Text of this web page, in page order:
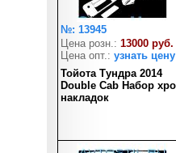
№: 13945
Цена розн.: 13000 руб.
Цена опт.: узнать цену
Тойота Тундра 2014
Double Cab Набор
накладок